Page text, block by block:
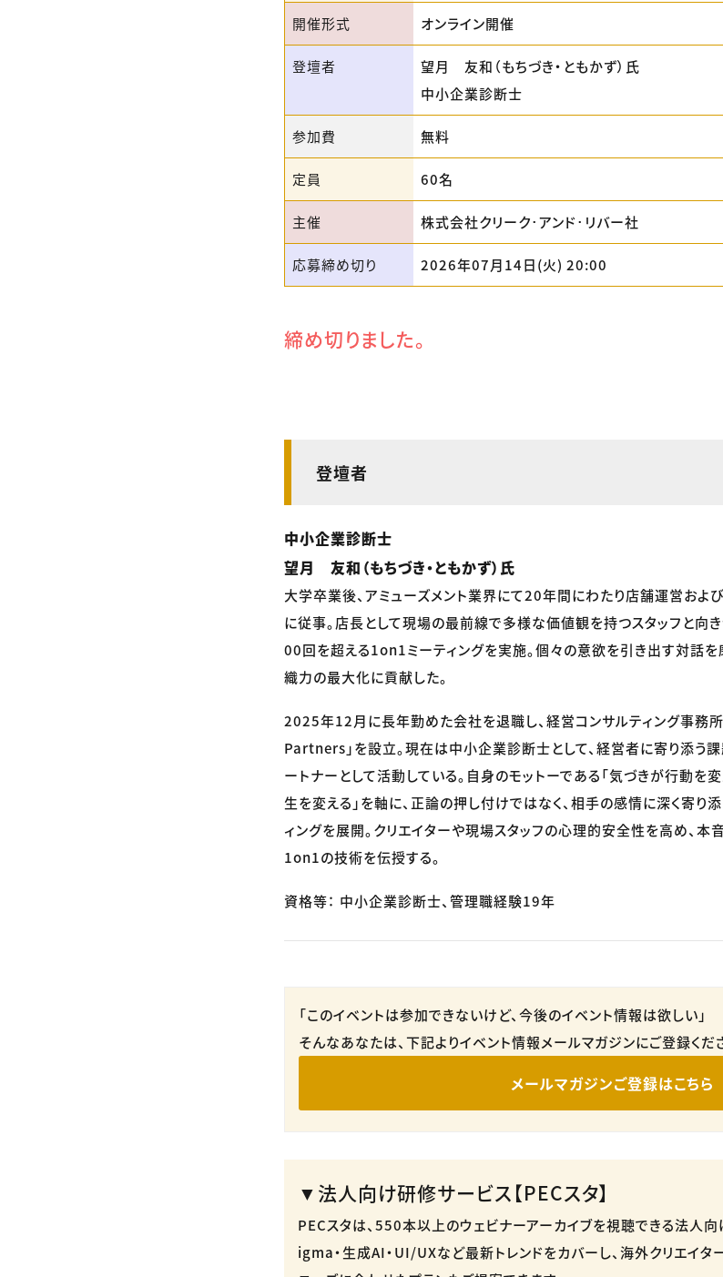
開催形式 オンライン開催
登壇者
望月 友和（もちづき・ともかず）氏
中小企業診断士
参加費 無料
定員 60名
主催 株式会社クリーク･アンド･リバー社
応募締め切り 2026年07月14日(火) 20:00
締め切りました。
登壇者
中小企業診断士
望月 友和（もちづき・ともかず）氏
大学卒業後、アミューズメント業界にて20年間にわたり店舗運営およ
に従事。店長として現場の最前線で多様な価値観を持つスタッフと向
00回を超える1on1ミーティングを実施。個々の意欲を引き出す対話を
織力の最大化に貢献した。
2025年12月に長年勤めた会社を退職し、経営コンサルティング事務
Partners」を設立。現在は中小企業診断士として、経営者に寄り添う
ートナーとして活動している。自身のモットーである「気づきが行動を
生を変える」を軸に、正論の押し付けではなく、相手の感情に深く寄り
ィングを展開。クリエイターや現場スタッフの心理的安全性を高め、本
1on1の技術を伝授する。
資格等： 中小企業診断士、管理職経験19年
「このイベントは参加できないけど、今後のイベント情報は欲しい」
そんなあなたは、下記よりイベント情報メールマガジンにご登録くだ
メールマガジンご登録はこちら
▼法人向け研修サービス【PECスタ】
PECスタは、550本以上のウェビナーアーカイブを視聴できる法人向
igma・生成AI・UI/UXなど最新トレンドをカバーし、海外クリエイタ